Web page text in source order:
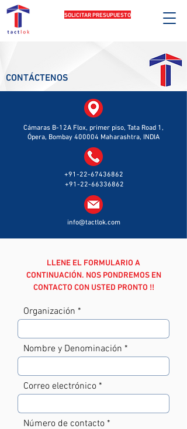
SOLICITAR PRESUPUESTO
CONTÁCTENOS
Cámaras B-12A Flox, primer piso, Tata Road 1,
Ópera, Bombay 400004 Maharashtra, INDIA
+91-22-67436862
+91-22-66336862
info@tactlok.com
LLENE EL FORMULARIO A
CONTINUACIÓN. NOS PONDREMOS EN
CONTACTO CON USTED PRONTO !!
Organización
Nombre y Denominación
Correo electrónico
Número de contacto